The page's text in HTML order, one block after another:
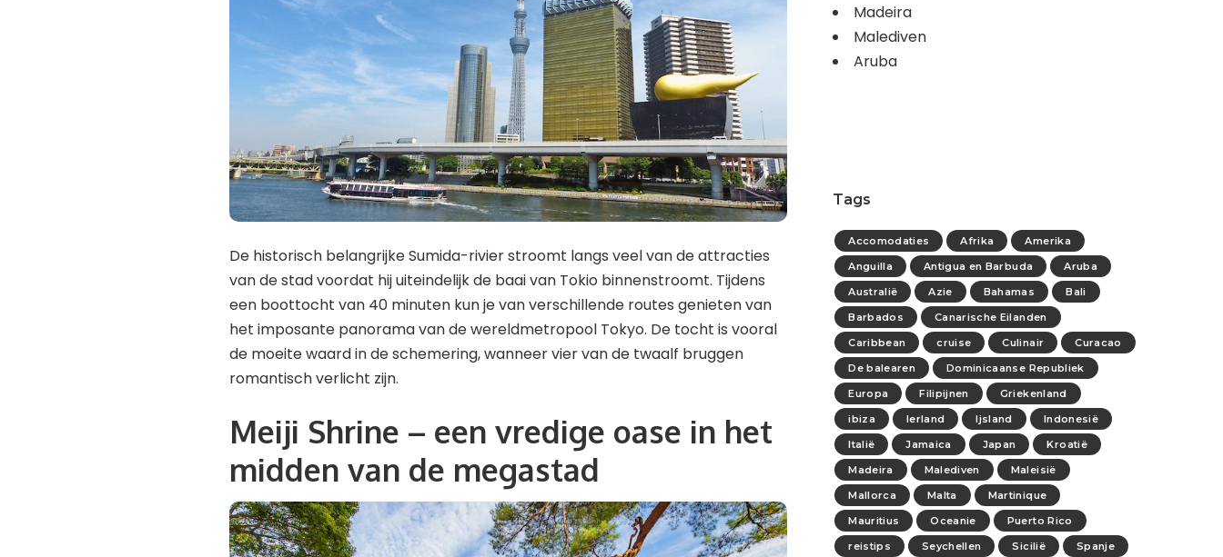
De historisch belangrijke Sumida-rivier stroomt langs veel van de attracties
van de stad voordat hij uiteindelijk de baai van Tokio binnenstroomt. Tijdens
een boottocht van 40 minuten kun je van verschillende routes genieten van
het imposante panorama van de wereldmetropool Tokyo. De tocht is vooral
de moeite waard in de schemering, wanneer vier van de twaalf bruggen
romantisch verlicht zijn.
Meiji Shrine – een vredige oase in het
midden van de megastad
Madeira
Malediven
Aruba
Tags
Accomodaties Afrika
Amerika
Anguilla
Antigua en Barbuda
Aruba
Australië
Azie Bahamas
Bali
Barbados
Canarische Eilanden
Caribbean
cruise Culinair
Curacao
De balearen
Dominicaanse Republiek
Europa
Filipijnen
Griekenland
ibiza
Ierland Ijsland
Indonesië
Italië
Jamaica Japan
Kroatië
Madeira
Malediven
Maleisië
Mallorca
Malta
Martinique
Mauritius
Oceanie
Puerto Rico
reistips
Seychellen Sicilië Spanje